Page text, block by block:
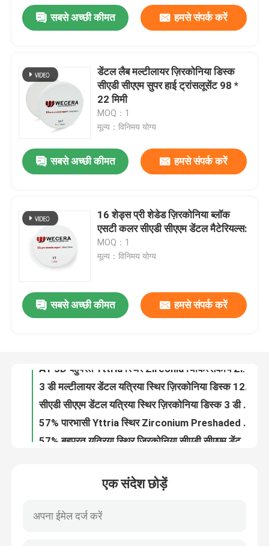
उत्पाद
वी.आर. शो
कारखाने का दौरा
गुणवत्ता नियंत्रण
सबसे अच्छी कीमत हमसे संपर्क करें
डेंटल लैब मल्टीलायर ज़िरकोनिया डिस्क
सीएडी सीएएम सुपर हाई ट्रांसलूसेंट 98 *
22 मिमी
MOQ：1
मूल्य：विनिमय योग्य
सबसे अच्छी कीमत हमसे संपर्क करें
16 शेड्स प्री शेडेड ज़िरकोनिया ब्लॉक
एसटी कलर सीएडी सीएएम डेंटल मैटेरियल्स:
MOQ：1
मूल्य：विनिमय योग्य
सबसे अच्छी कीमत हमसे संपर्क करें
16 शेड्स 1050Mpa Yttria स्थिर Zirconia उच्च पारभासी अमन Girrbach
एक संदेश छोड़ें